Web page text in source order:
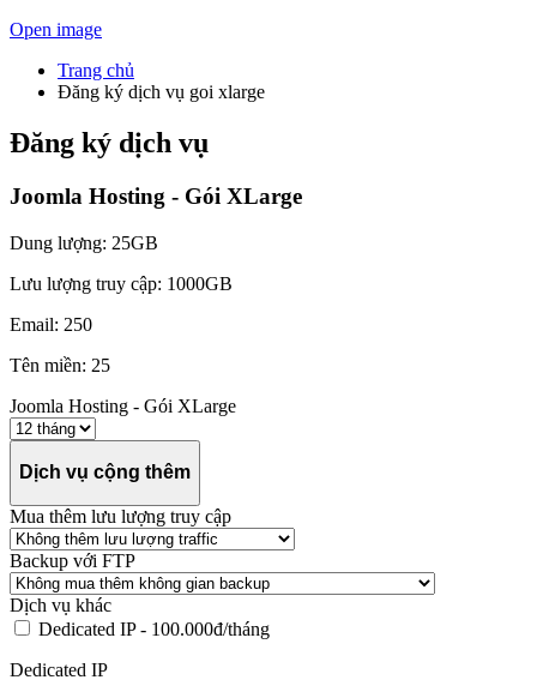
Open image
Trang chủ
Đăng ký dịch vụ goi xlarge
Đăng ký dịch vụ
Joomla Hosting - Gói XLarge
Dung lượng: 25GB
Lưu lượng truy cập: 1000GB
Email: 250
Tên miền: 25
Joomla Hosting - Gói XLarge
Dịch vụ cộng thêm
Mua thêm lưu lượng truy cập
Backup với FTP
Dịch vụ khác
Dedicated IP - 100.000đ/tháng
Dedicated IP